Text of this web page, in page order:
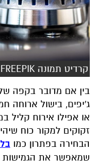
קרדיט תמונה FREEPIK
בין אם מדובר בקפה
ג'יפים, בישול ארוחה
או אפילו אירוח קליל
זקוקים למקור כוח
הבחירה בפתרון כמו
שמאפשר את הגמישות